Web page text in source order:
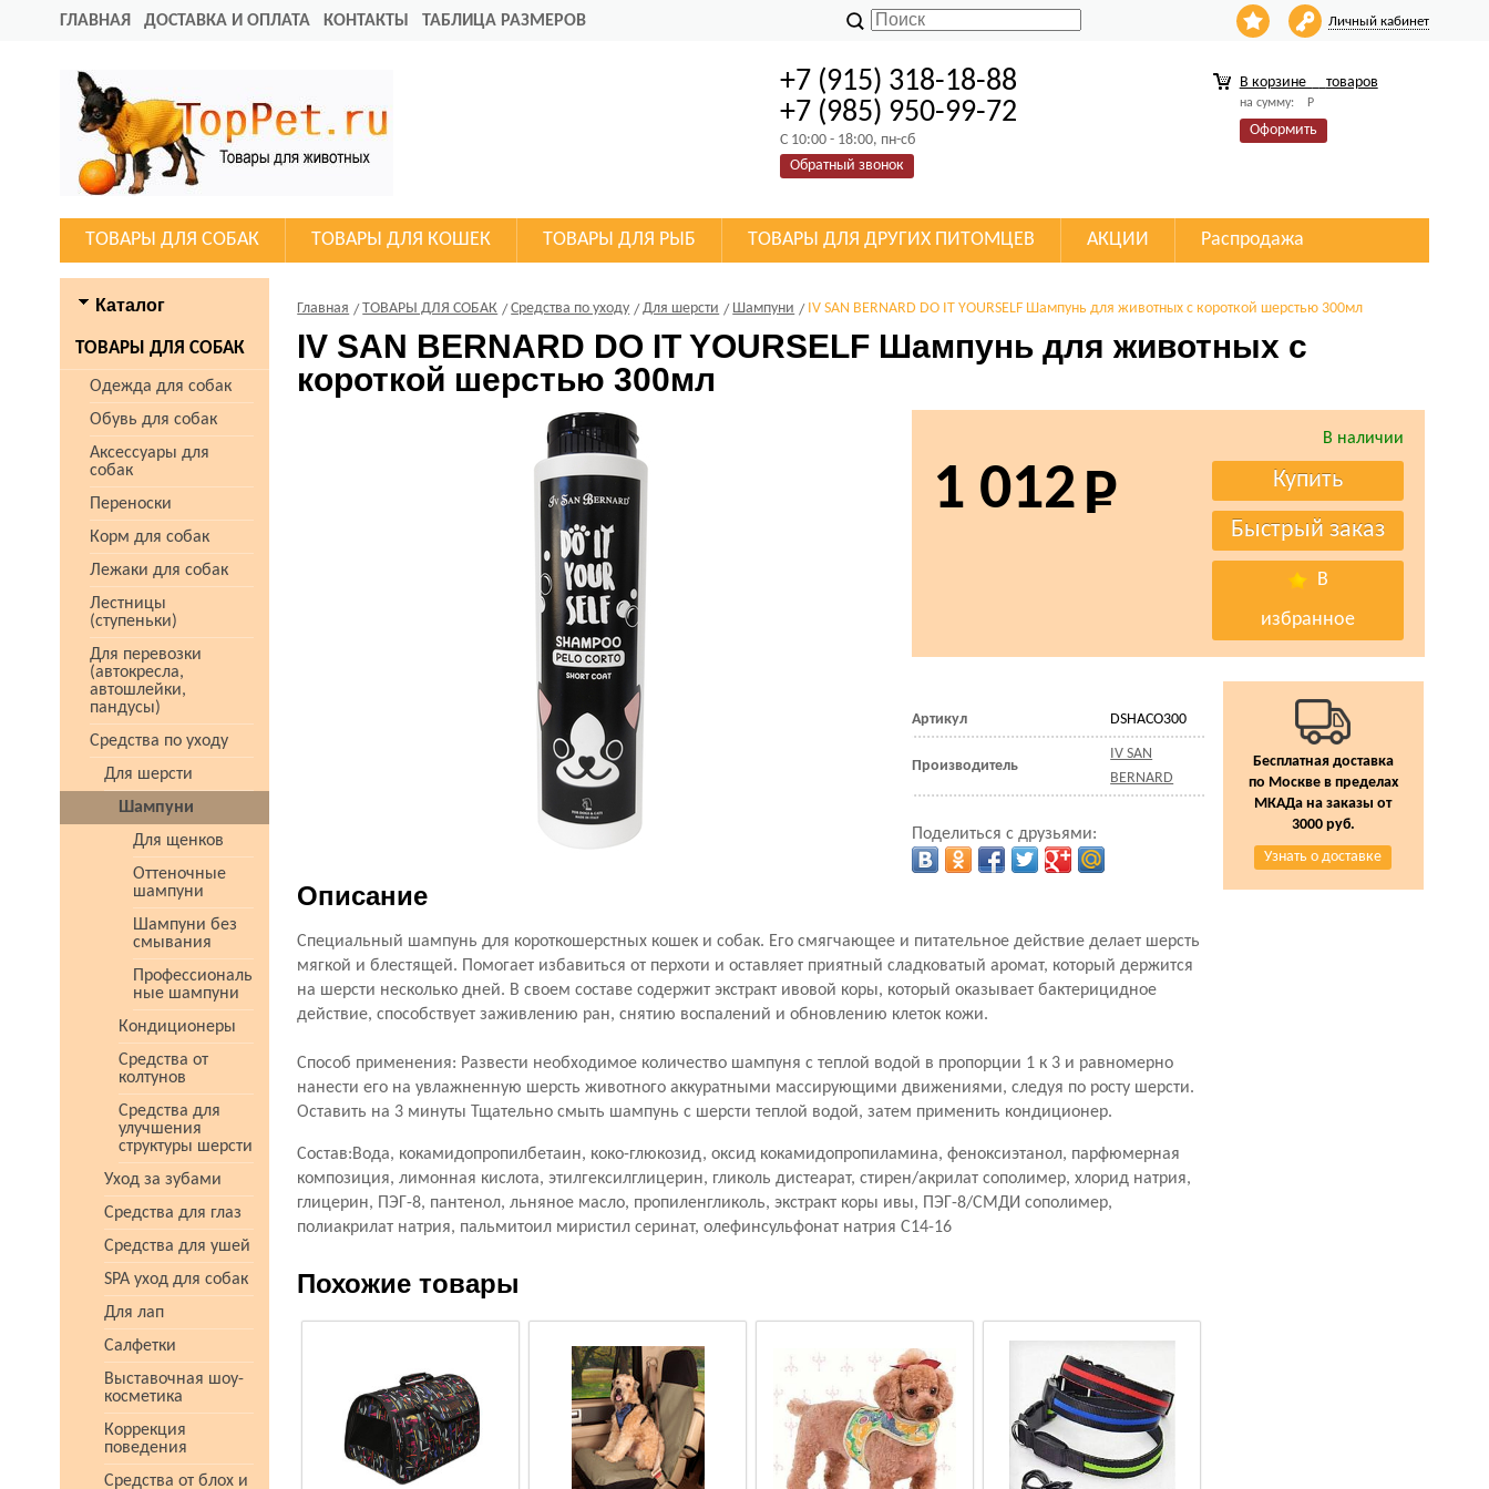
ГЛАВНАЯ ДОСТАВКА И ОПЛАТА КОНТАКТЫ ТАБЛИЦА РАЗМЕРОВ Личный кабинет
+7 (915) 318-18-88
+7 (985) 950-99-72
C 10:00 - 18:00, пн-сб
Обратный звонок
В корзине товаров
на сумму: Р
Оформить
ТОВАРЫ ДЛЯ СОБАК ТОВАРЫ ДЛЯ КОШЕК ТОВАРЫ ДЛЯ РЫБ ТОВАРЫ ДЛЯ ДРУГИХ ПИТОМЦЕВ АКЦИИ Распродажа
Каталог
ТОВАРЫ ДЛЯ СОБАК
Одежда для собак
Обувь для собак
Аксессуары для
собак
Переноски
Корм для собак
Лежаки для собак
Лестницы
(ступеньки)
Для перевозки
(автокресла,
автошлейки,
пандусы)
Средства по уходу
Для шерсти
Шампуни
Для щенков
Оттеночные
шампуни
Шампуни без
смывания
Профессиональ
ные шампуни
Кондиционеры
Средства от
колтунов
Средства для
улучшения
структуры шерсти
Уход за зубами
Средства для глаз
Средства для ушей
SPA уход для собак
Для лап
Салфетки
Выставочная шоу-
косметика
Коррекция
поведения
Средства от блох и
Главная ТОВАРЫ ДЛЯ СОБАК Средства по уходу Для шерсти Шампуни IV SAN BERNARD DO IT YOURSELF Шампунь для животных с короткой шерстью 300мл
IV SAN BERNARD DO IT YOURSELF Шампунь для животных с
короткой шерстью 300мл
В наличии
1 012
В
избранное
Артикул DSHAСО300
Производитель
IV SAN
BERNARD
Поделиться с друзьями:
Описание
Специальный шампунь для короткошерстных кошек и собак. Его смягчающее и питательное действие делает шерсть
мягкой и блестящей. Помогает избавиться от перхоти и оставляет приятный сладковатый аромат, который держится
на шерсти несколько дней. В своем составе содержит экстракт ивовой коры, который оказывает бактерицидное
действие, способствует заживлению ран, снятию воспалений и обновлению клеток кожи.
Способ применения: Развести необходимое количество шампуня с теплой водой в пропорции 1 к 3 и равномерно
нанести его на увлажненную шерсть животного аккуратными массирующими движениями, следуя по росту шерсти.
Оставить на 3 минуты Тщательно смыть шампунь с шерсти теплой водой, затем применить кондиционер.
Состав:Вода, кокамидопропилбетаин, коко-глюкозид, оксид кокамидопропиламина, феноксиэтанол, парфюмерная
композиция, лимонная кислота, этилгексилглицерин, гликоль дистеарат, стирен/акрилат сополимер, хлорид натрия,
глицерин, ПЭГ-8, пантенол, льняное масло, пропиленгликоль, экстракт коры ивы, ПЭГ-8/СМДИ сополимер,
полиакрилат натрия, пальмитоил миристил серинат, олефинсульфонат натрия C14-16
Похожие товары
Бесплатная доставка
по Москве в пределах
МКАДа на заказы от
3000 руб.
Узнать о доставке